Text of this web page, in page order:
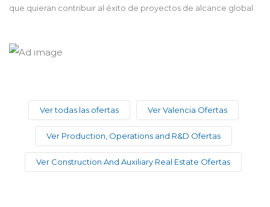
que quieran contribuir al éxito de proyectos de alcance global.
Ver todas las ofertas Ver Valencia Ofertas
Ver Production, Operations and R&D Ofertas
Ver Construction And Auxiliary Real Estate Ofertas